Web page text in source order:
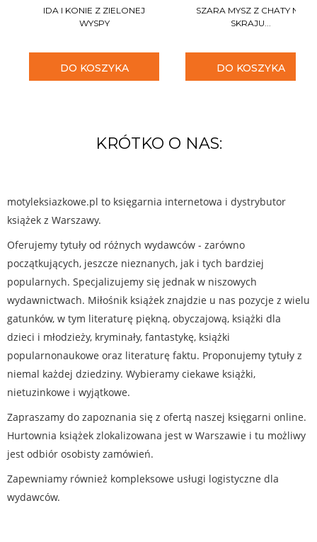
IDA I KONIE Z ZIELONEJ
WYSPY
DO KOSZYKA
SZARA MYSZ Z CHATY NA
SKRAJU...
DO KOSZYKA
KRÓTKO O NAS:
motyleksiazkowe.pl to księgarnia internetowa i dystrybutor
książek z Warszawy.
Oferujemy tytuły od różnych wydawców - zarówno
początkujących, jeszcze nieznanych, jak i tych bardziej
popularnych. Specjalizujemy się jednak w niszowych
wydawnictwach. Miłośnik książek znajdzie u nas pozycje z wielu
gatunków, w tym literaturę piękną, obyczajową, książki dla
dzieci i młodzieży, kryminały, fantastykę, książki
popularnonaukowe oraz literaturę faktu. Proponujemy tytuły z
niemal każdej dziedziny. Wybieramy ciekawe książki,
nietuzinkowe i wyjątkowe.
Zapraszamy do zapoznania się z ofertą naszej księgarni online.
Hurtownia książek zlokalizowana jest w Warszawie i tu możliwy
jest odbiór osobisty zamówień.
Zapewniamy również kompleksowe usługi logistyczne dla
wydawców.